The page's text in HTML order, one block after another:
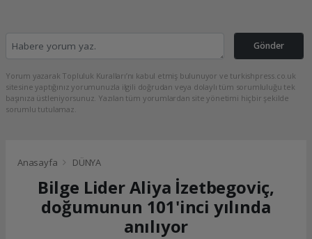
Gönder
Yorum yazarak Topluluk Kuralları’nı kabul etmiş bulunuyor ve turkishpress.co.uk
sitesine yaptığınız yorumunuzla ilgili doğrudan veya dolaylı tüm sorumluluğu tek
başınıza üstleniyorsunuz. Yazılan tüm yorumlardan site yönetimi hiçbir şekilde
sorumlu tutulamaz.
Anasayfa DÜNYA
Bilge Lider Aliya İzetbegoviç,
doğumunun 101'inci yılında
anılıyor